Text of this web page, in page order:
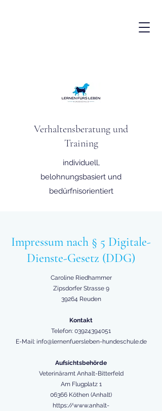
Verhaltensberatung und
Training
individuell,
belohnungsbasiert und
bedürfnisorientiert
Impressum nach § 5 Digitale-
Dienste-Gesetz (DDG)
Caroline Riedhammer
Zipsdorfer Strasse 9
39264 Reuden
Kontakt
Telefon: 03924394051
E-Mail: info@lernenfuersleben-hundeschule.de
Aufsichtsbehörde
Veterinäramt Anhalt-Bitterfeld
Am Flugplatz 1
06366 Köthen (Anhalt)
https://www.anhalt-